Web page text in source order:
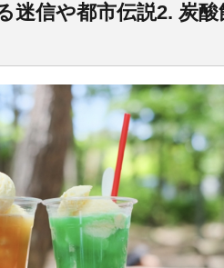
迷信や都市伝説2. 炭